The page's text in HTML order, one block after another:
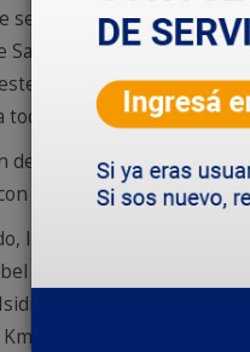
se producen por el
Saneamiento para
tipo de situaciones
todos nuestros asociados”.
de bacheo integral que
un total de 1360
los barrios
Amaya, Castelli,
Labrador, Isidro
4, Km 5 (P. Ortiz), Km 8